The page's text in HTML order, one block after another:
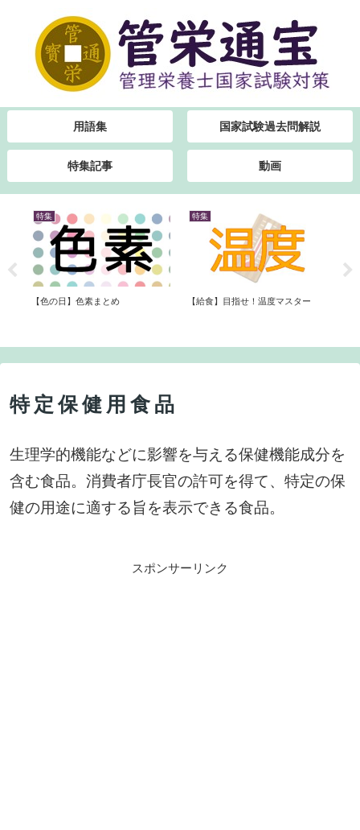
用語集 国家試験過去問解説
特集記事 動画
特集
【色の日】色素まとめ
特集
【給食】目指せ！温度マスター
特定保健用食品
生理学的機能などに影響を与える保健機能成分を
含む食品。消費者庁長官の許可を得て、特定の保
健の用途に適する旨を表示できる食品。
スポンサーリンク